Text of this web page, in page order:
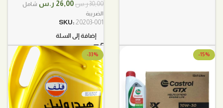
30,00ر.س السعر
هو:
26,00 ر.س السعر
شامل
الضريبة
SKU: 20203-001
إضافة إلى السلة
-15%
-33%